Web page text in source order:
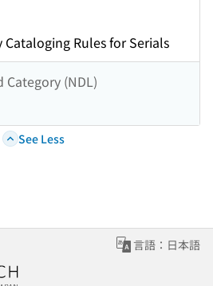
Rules for Serials
(NDL)
See Less
言語：日本語